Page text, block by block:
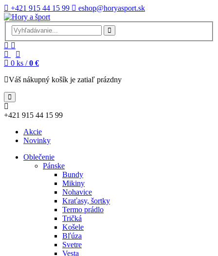
+421 915 44 15 99 eshop@horyasport.sk
0 ks / 0 €
Váš nákupný košík je zatiaľ prázdny
+421 915 44 15 99
Akcie
Novinky
Oblečenie
Pánske
Bundy
Mikiny
Nohavice
Kraťasy, šortky
Termo prádlo
Tričká
Košele
Bľúza
Svetre
Vesta